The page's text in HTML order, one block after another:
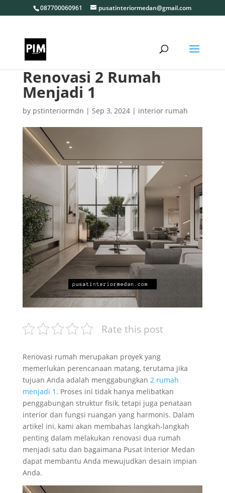
087700060961 pusatinteriormedan@gmail.com
Renovasi 2 Rumah
Menjadi 1
by pstinteriormdn | Sep 3, 2024| interior rumah
Rate this post
Renovasi rumah merupakan proyek yang
memerlukan perencanaan matang, terutama jika
tujuan Anda adalah menggabungkan 2 rumah
menjadi 1 . Proses ini tidak hanya melibatkan
penggabungan struktur fisik, tetapi juga penataan
interior dan fungsi ruangan yang harmonis. Dalam
artikel ini, kami akan membahas langkah-langkah
penting dalam melakukan renovasi dua rumah
menjadi satu dan bagaimana Pusat Interior Medan
dapat membantu Anda mewujudkan desain impian
Anda.